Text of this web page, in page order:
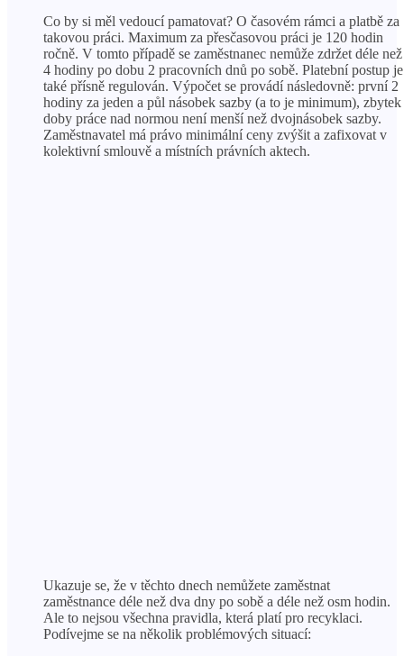
Co by si měl vedoucí pamatovat? O časovém rámci a platbě za
takovou práci. Maximum za přesčasovou práci je 120 hodin
ročně. V tomto případě se zaměstnanec nemůže zdržet déle než
4 hodiny po dobu 2 pracovních dnů po sobě. Platební postup je
také přísně regulován. Výpočet se provádí následovně: první 2
hodiny za jeden a půl násobek sazby (a to je minimum), zbytek
doby práce nad normou není menší než dvojnásobek sazby.
Zaměstnavatel má právo minimální ceny zvýšit a zafixovat v
kolektivní smlouvě a místních právních aktech.
Ukazuje se, že v těchto dnech nemůžete zaměstnat
zaměstnance déle než dva dny po sobě a déle než osm hodin.
Ale to nejsou všechna pravidla, která platí pro recyklaci.
Podívejme se na několik problémových situací: